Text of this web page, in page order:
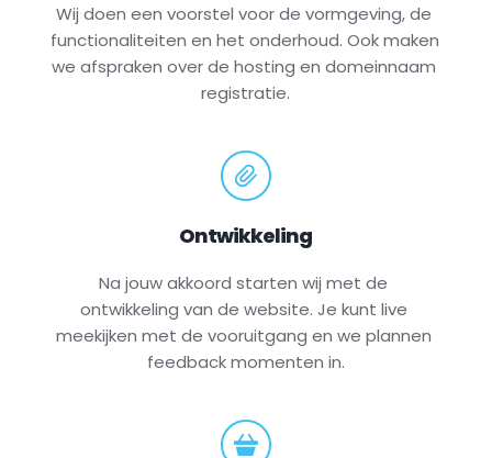
Wij doen een voorstel voor de vormgeving, de
functionaliteiten en het onderhoud. Ook maken
we afspraken over de hosting en domeinnaam
registratie.
Ontwikkeling
Na jouw akkoord starten wij met de
ontwikkeling van de website. Je kunt live
meekijken met de vooruitgang en we plannen
feedback momenten in.